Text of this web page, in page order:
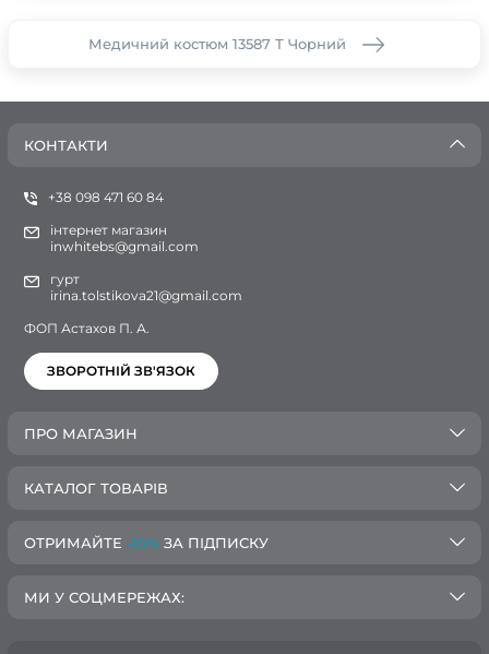
Медичний костюм 13587 Т Чорний
КОНТАКТИ
+38 098 471 60 84
інтернет магазин
inwhitebs@gmail.com
гурт
irina.tolstikova21@gmail.com
ФОП Астахов П. А.
ЗВОРОТНІЙ ЗВ'ЯЗОК
ПРО МАГАЗИН
КАТАЛОГ ТОВАРІВ
ОТРИМАЙТЕ -10% ЗА ПІДПИСКУ
МИ У СОЦМЕРЕЖАХ: